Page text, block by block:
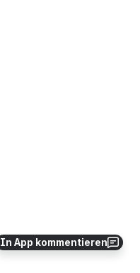
In App kommentieren